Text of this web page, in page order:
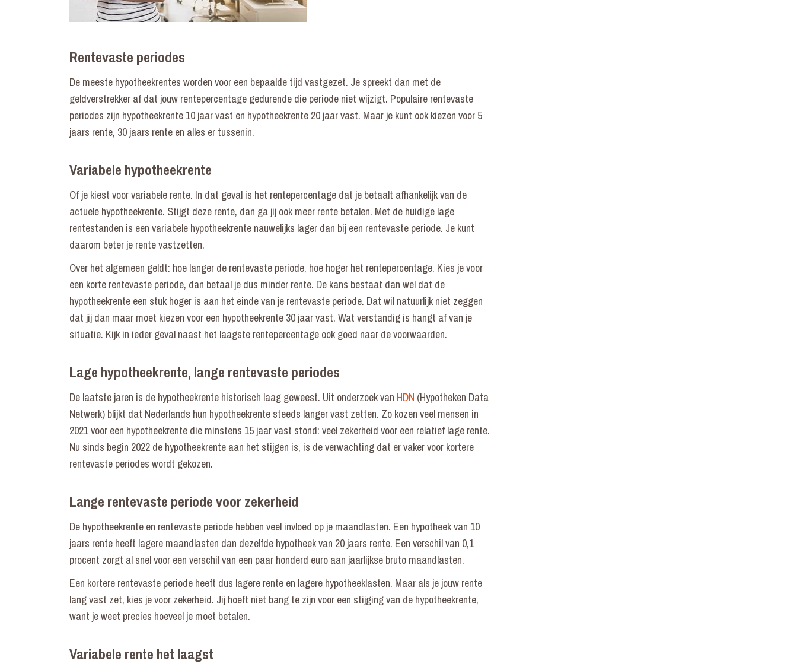
Rentevaste periodes
De meeste hypotheekrentes worden voor een bepaalde tijd vastgezet. Je spreekt dan met de
geldverstrekker af dat jouw rentepercentage gedurende die periode niet wijzigt. Populaire rentevaste
periodes zijn hypotheekrente 10 jaar vast en hypotheekrente 20 jaar vast. Maar je kunt ook kiezen voor 5
jaars rente, 30 jaars rente en alles er tussenin.
Variabele hypotheekrente
Of je kiest voor variabele rente. In dat geval is het rentepercentage dat je betaalt afhankelijk van de
actuele hypotheekrente. Stijgt deze rente, dan ga jij ook meer rente betalen. Met de huidige lage
rentestanden is een variabele hypotheekrente nauwelijks lager dan bij een rentevaste periode. Je kunt
daarom beter je rente vastzetten.
Over het algemeen geldt: hoe langer de rentevaste periode, hoe hoger het rentepercentage. Kies je voor
een korte rentevaste periode, dan betaal je dus minder rente. De kans bestaat dan wel dat de
hypotheekrente een stuk hoger is aan het einde van je rentevaste periode. Dat wil natuurlijk niet zeggen
dat jij dan maar moet kiezen voor een hypotheekrente 30 jaar vast. Wat verstandig is hangt af van je
situatie. Kijk in ieder geval naast het laagste rentepercentage ook goed naar de voorwaarden.
Lage hypotheekrente, lange rentevaste periodes
De laatste jaren is de hypotheekrente historisch laag geweest. Uit onderzoek van HDN (Hypotheken Data
Netwerk) blijkt dat Nederlands hun hypotheekrente steeds langer vast zetten. Zo kozen veel mensen in
2021 voor een hypotheekrente die minstens 15 jaar vast stond: veel zekerheid voor een relatief lage rente.
Nu sinds begin 2022 de hypotheekrente aan het stijgen is, is de verwachting dat er vaker voor kortere
rentevaste periodes wordt gekozen.
Lange rentevaste periode voor zekerheid
De hypotheekrente en rentevaste periode hebben veel invloed op je maandlasten. Een hypotheek van 10
jaars rente heeft lagere maandlasten dan dezelfde hypotheek van 20 jaars rente. Een verschil van 0,1
procent zorgt al snel voor een verschil van een paar honderd euro aan jaarlijkse bruto maandlasten.
Een kortere rentevaste periode heeft dus lagere rente en lagere hypotheeklasten. Maar als je jouw rente
lang vast zet, kies je voor zekerheid. Jij hoeft niet bang te zijn voor een stijging van de hypotheekrente,
want je weet precies hoeveel je moet betalen.
Variabele rente het laagst